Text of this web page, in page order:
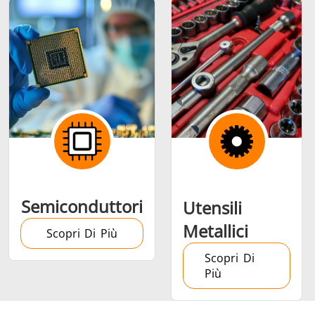
Semiconduttori
Scopri Di Più
Utensili
Metallici
Scopri Di
Più